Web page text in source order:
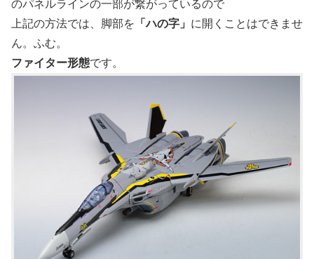
のパネルラインの一部が繋がっているので
上記の方法では、脚部を 「ハの字」 に開くことはできませ
ん。ふむ。
ファイター形態です。